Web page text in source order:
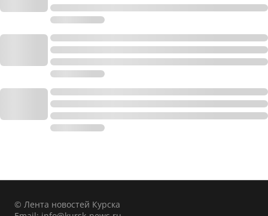
© Лента новостей Курска